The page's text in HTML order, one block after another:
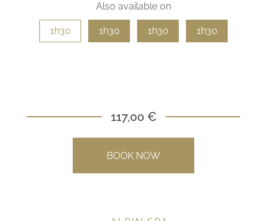
Also available on
1h30 1h30 1h30 1h30
BOOK NOW
117,00 €